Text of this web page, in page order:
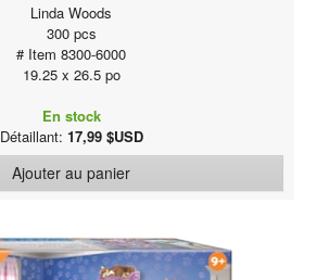
Linda Woods
300 pcs
# Item 8300-6000
19.25 x 26.5 po
En stock
Détaillant: 17,99 $USD
Ajouter au panier